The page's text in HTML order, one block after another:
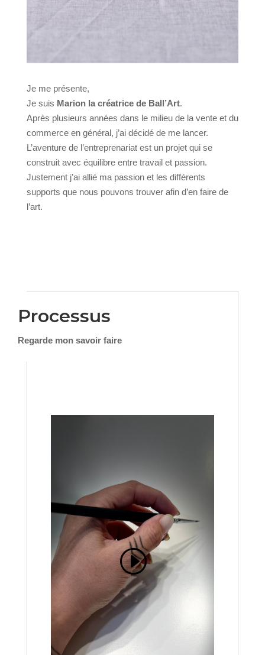
Je me présente,
Je suis Marion la créatrice de Ball’Art.
Après plusieurs années dans le milieu de la vente et du
commerce en général, j’ai décidé de me lancer.
L’aventure de l’entreprenariat est un projet qui se
construit avec équilibre entre travail et passion.
Justement j’ai allié ma passion et les différents
supports que nous pouvons trouver afin d’en faire de
l’art.
Processus
Regarde mon savoir faire